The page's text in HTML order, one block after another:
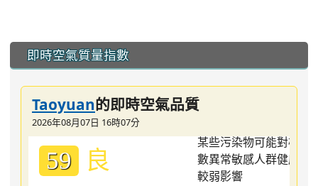
::: 即時空氣質量指數
Taoyuan的即時空氣品質
2026年08月07日 16時07分
59 良